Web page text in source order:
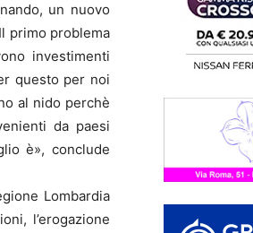
un nuovo
primo problema
investimenti
questo per noi
al nido perchè
da paesi
è», conclude
Lombardia
l’erogazione